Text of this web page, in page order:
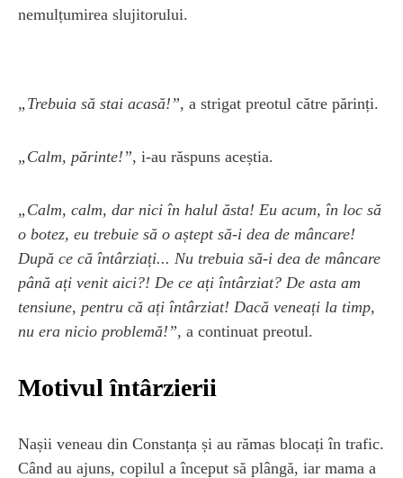
nemulțumirea slujitorului.
„Trebuia să stai acasă!”, a strigat preotul către părinți.
„Calm, părinte!”, i-au răspuns aceștia.
„Calm, calm, dar nici în halul ăsta! Eu acum, în loc să
o botez, eu trebuie să o aștept să-i dea de mâncare!
După ce că întârziați... Nu trebuia să-i dea de mâncare
până ați venit aici?! De ce ați întârziat? De asta am
tensiune, pentru că ați întârziat! Dacă veneați la timp,
nu era nicio problemă!”, a continuat preotul.
Motivul întârzierii
Nașii veneau din Constanța și au rămas blocați în trafic.
Când au ajuns, copilul a început să plângă, iar mama a